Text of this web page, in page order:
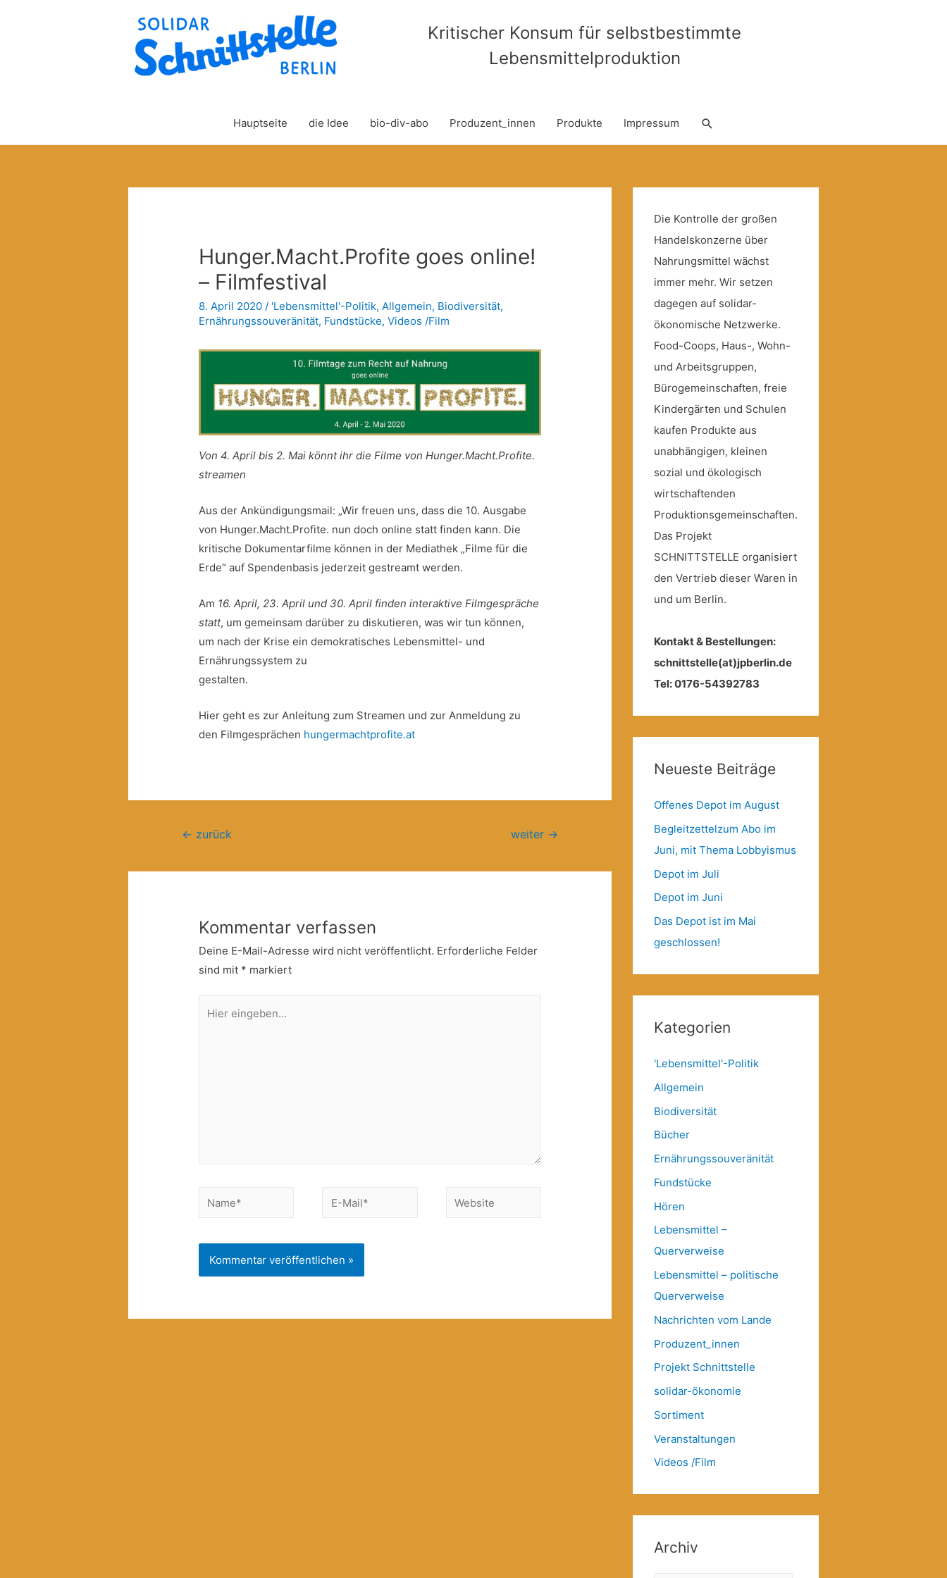
Kritischer Konsum für selbstbestimmte
Lebensmittelproduktion
Hauptseite die Idee bio-div-abo Produzent_innen Produkte Impressum Suche
Hunger.Macht.Profite goes online!
– Filmfestival
8. April 2020 / 'Lebensmittel'-Politik,Allgemein, Biodiversität,
Ernährungssouveränität, Fundstücke,Videos /Film
Von 4. April bis 2. Mai könnt ihr die Filme von Hunger.Macht.Profite.
streamen
Aus der Ankündigungsmail: „Wir freuen uns, dass die 10. Ausgabe
von Hunger.Macht.Profite. nun doch online statt finden kann. Die
kritische Dokumentarfilme können in der Mediathek „Filme für die
Erde“ auf Spendenbasis jederzeit gestreamt werden.
Am 16. April, 23. April und 30. April finden interaktive Filmgespräche
statt, um gemeinsam darüber zu diskutieren, was wir tun können,
um nach der Krise ein demokratisches Lebensmittel- und
Ernährungssystem zu
gestalten.
Hier geht es zur Anleitung zum Streamen und zur Anmeldung zu
den Filmgesprächen hungermachtprofite.at
Beitragsnavigation
← zurück weiter →
Kommentar verfassen
Deine E-Mail-Adresse wird nicht veröffentlicht. Erforderliche Felder
sind mit * markiert
eingeben…
Name*
E-
Website
Die Kontrolle der großen
Handelskonzerne über
Nahrungsmittel wächst
immer mehr. Wir setzen
dagegen auf solidar-
ökonomische Netzwerke.
Food-Coops, Haus-, Wohn-
und Arbeitsgruppen,
Bürogemeinschaften, freie
Kindergärten und Schulen
kaufen Produkte aus
unabhängigen, kleinen
sozial und ökologisch
wirtschaftenden
Produktionsgemeinschaften.
Das Projekt
SCHNITTSTELLE organisiert
den Vertrieb dieser Waren in
und um Berlin.
Kontakt & Bestellungen:
schnittstelle(at)jpberlin.de
Tel: 0176-54392783
Neueste Beiträge
Offenes Depot im August
Begleitzettelzum Abo im
Juni, mit Thema Lobbyismus
Depot im Juli
Depot im Juni
Das Depot ist im Mai
geschlossen!
Kategorien
'Lebensmittel'-Politik
Allgemein
Biodiversität
Bücher
Ernährungssouveränität
Fundstücke
Hören
Lebensmittel –
Querverweise
Lebensmittel – politische
Querverweise
Nachrichten vom Lande
Produzent_innen
Projekt Schnittstelle
solidar-ökonomie
Sortiment
Veranstaltungen
Videos /Film
Archiv